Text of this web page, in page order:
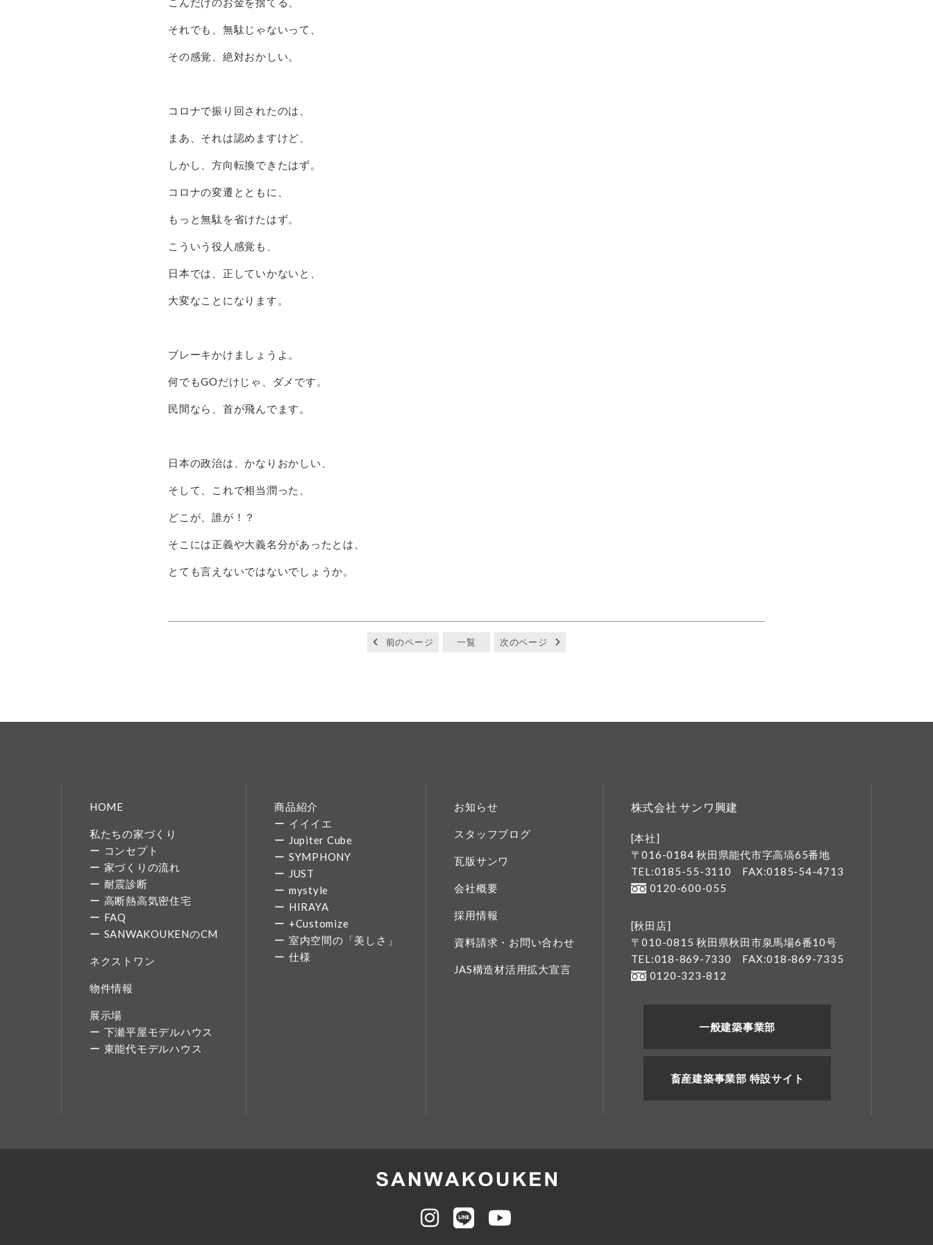
それでも、無駄じゃないって、
その感覚、絶対おかしい。
コロナで振り回されたのは、
まあ、それは認めますけど、
しかし、方向転換できたはず。
コロナの変遷とともに、
もっと無駄を省けたはず。
こういう役人感覚も、
日本では、正していかないと、
大変なことになります。
ブレーキかけましょうよ。
何でもGOだけじゃ、ダメです。
民間なら、首が飛んでます。
日本の政治は、かなりおかしい、
そして、これで相当潤った、
どこが、誰が！？
そこには正義や大義名分があったとは、
とても言えないではないでしょうか。
前のページ 一覧 次のページ
HOME
私たちの家づくり
コンセプト
家づくりの流れ
耐震診断
高断熱高気密住宅
FAQ
SANWAKOUKENのCM
ネクストワン
物件情報
展示場
下瀬平屋モデルハウス
東能代モデルハウス
商品紹介
イイイエ
Jupiter Cube
SYMPHONY
JUST
mystyle
HIRAYA
+Customize
室内空間の「美しさ」
仕様
お知らせ
スタッフブログ
瓦版サンワ
会社概要
採用情報
資料請求・お問い合わせ
JAS構造材活用拡大宣言
株式会社 サンワ興建
[本社]
〒016-0184 秋田県能代市字高塙65番地
TEL:0185-55-3110
FAX:0185-54-4713
0120-600-055
[秋田店]
〒010-0815 秋田県秋田市泉馬場6番10号
TEL:018-869-7330
FAX:018-869-7335
0120-323-812
一般建築事業部
畜産建築事業部 特設サイト